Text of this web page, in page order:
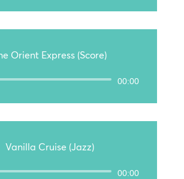
Orient Express (Score)
Audio-
00:00
Vanilla Cruise (Jazz)
Audio-
00:00